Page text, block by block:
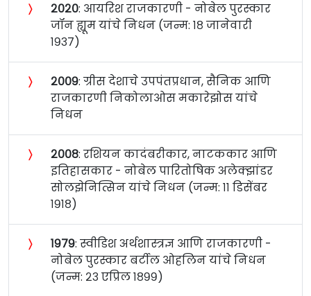
〉 २०२०: आयरिश राजकारणी - नोबेल पुरस्कार
जॉन ह्यूम यांचे निधन (जन्म: १८ जानेवारी
१९३७)
〉 २००९: ग्रीस देशाचे उपपंतप्रधान, सैनिक आणि
राजकारणी निकोलाओस मकारेझोस यांचे
निधन
〉 २००८: रशियन कादंबरीकार, नाटककार आणि
इतिहासकार - नोबेल पारितोषिक अलेक्झांडर
सोलझेनित्सिन यांचे निधन (जन्म: ११ डिसेंबर
१९१८)
〉 १९७९: स्वीडिश अर्थशास्त्रज्ञ आणि राजकारणी -
नोबेल पुरस्कार बर्टील ओहलिन यांचे निधन
(जन्म: २३ एप्रिल १८९९)